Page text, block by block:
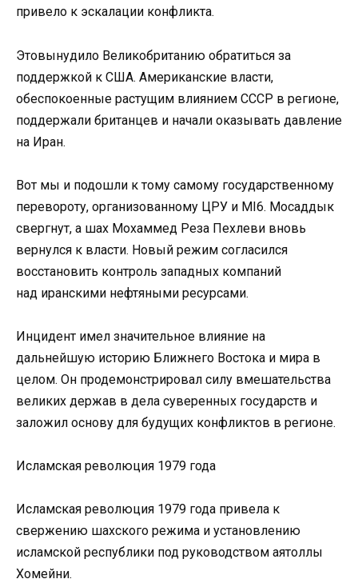
привело к эскалации конфликта.
Этовынудило Великобританию обратиться за
поддержкой к США. Американские власти,
обеспокоенные растущим влиянием СССР в регионе,
поддержали британцев и начали оказывать давление
на Иран.
Вот мы и подошли к тому самому государственному
перевороту, организованному ЦРУ и MI6. Мосаддык
свергнут, а шах Мохаммед Реза Пехлеви вновь
вернулся к власти. Новый режим согласился
восстановить контроль западных компаний
над иранскими нефтяными ресурсами.
Инцидент имел значительное влияние на
дальнейшую историю Ближнего Востока и мира в
целом. Он продемонстрировал силу вмешательства
великих держав в дела суверенных государств и
заложил основу для будущих конфликтов в регионе.
Исламская революция 1979 года
Исламская революция 1979 года привела к
свержению шахского режима и установлению
исламской республики под руководством аятоллы
Хомейни.